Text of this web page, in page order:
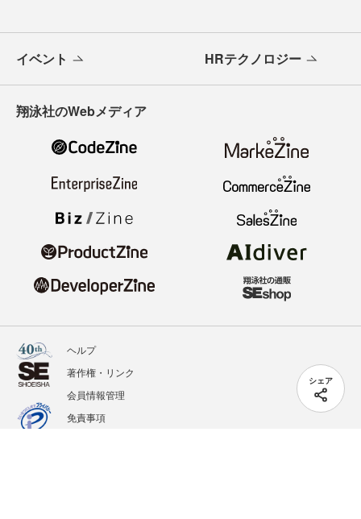
シェア
イベント HRテクノロジー
翔泳社のWebメディア
ヘルプ
著作権・リンク
会員情報管理
免責事項